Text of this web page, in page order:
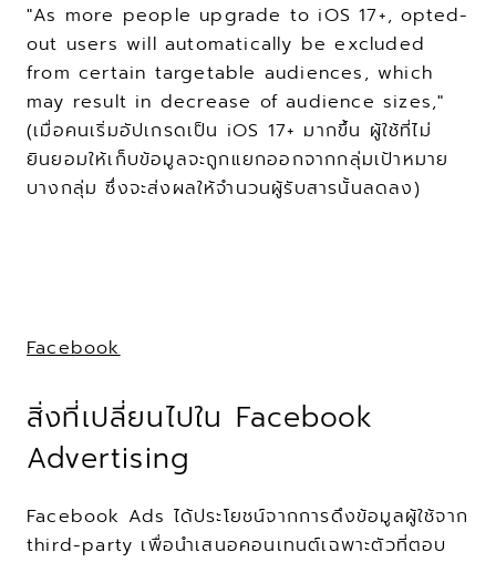
"As more people upgrade to iOS 17+, opted-
out users will automatically be excluded
from certain targetable audiences, which
may result in decrease of audience sizes,"
(เมื่อคนเริ่มอัปเกรดเป็น iOS 17+ มากขึ้น ผู้ใช้ที่ไม่
ยินยอมให้เก็บข้อมูลจะถูกแยกออกจากกลุ่มเป้าหมาย
บางกลุ่ม ซึ่งจะส่งผลให้จำนวนผู้รับสารนั้นลดลง)
Facebook
สิ่งที่เปลี่ยนไปใน Facebook
Advertising
Facebook Ads ได้ประโยชน์จากการดึงข้อมูลผู้ใช้จาก
third-party เพื่อนำเสนอคอนเทนต์เฉพาะตัวที่ตอบ